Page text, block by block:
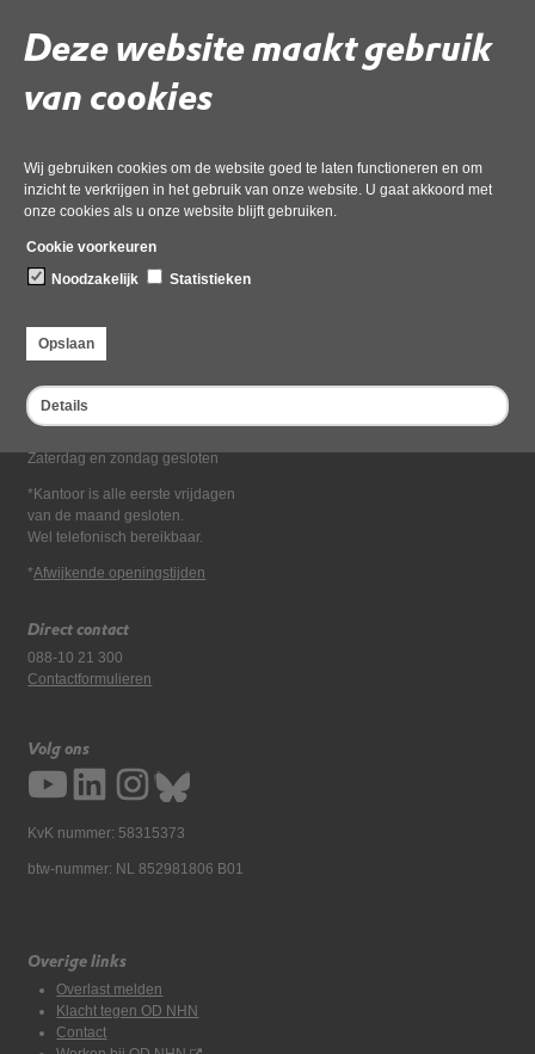
Deze website maakt gebruik
van cookies
Wij gebruiken cookies om de website goed te laten functioneren en om
inzicht te verkrijgen in het gebruik van onze website. U gaat akkoord met
onze cookies als u onze website blijft gebruiken.
Cookie voorkeuren
Noodzakelijk
Statistieken
Opslaan
Details
Bezoekadres
Dampten 2, 1624 NR Hoorn
Postbus 2095, 1620 EB Hoorn
Openingstijden kantoor
Maandag tot en met vrijdag*
van 08:00 tot 16:30
Zaterdag en zondag gesloten
*Kantoor is alle eerste vrijdagen
van de maand gesloten.
Wel telefonisch bereikbaar.
*Afwijkende openingstijden
Direct contact
088-10 21 300
Contactformulieren
Volg ons
KvK nummer: 58315373
btw-nummer: NL 852981806 B01
Overige links
Overlast melden
Klacht tegen OD NHN
Contact